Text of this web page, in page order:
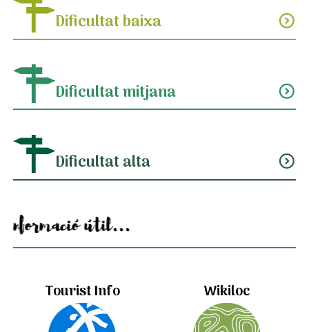
Dificultat baixa expand_circle_down
Dificultat mitjana expand_circle_down
Dificultat alta expand_circle_down
Informació útil...
Tourist Info Wikiloc